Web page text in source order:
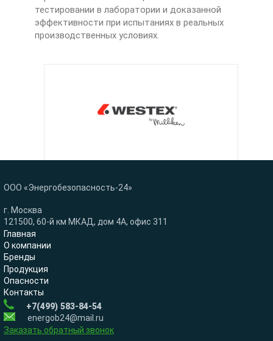
тестировании в лаборатории и доказанной
эффективности при испытаниях в реальных
производственных условиях.
ООО «Энергобезопасность-24»
г. Москва
121500, 60-й км МКАД, дом 4А, офис 311
Главная
О компании
Бренды
Продукция
Опасности
Контакты
+7(499) 583-84-54
energob24@mail.ru
Заказать обратный звонок